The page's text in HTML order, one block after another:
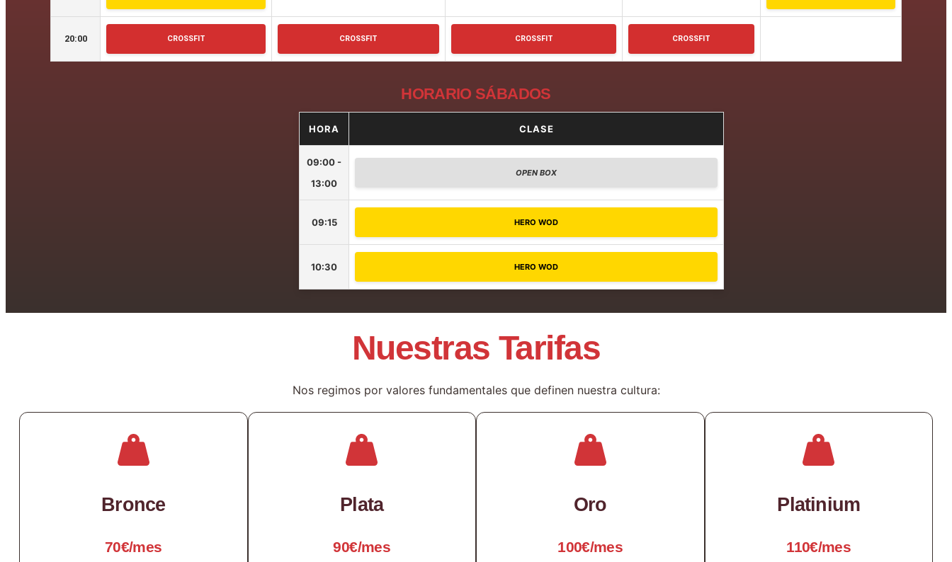
20:00 CROSSFIT CROSSFIT CROSSFIT CROSSFIT
HORARIO SÁBADOS
HORA CLASE
09:00 -
13:00
OPEN BOX
09:15 HERO WOD
10:30 HERO WOD
Nuestras Tarifas
Nos regimos por valores fundamentales que definen nuestra cultura:
Bronce
70€/mes
Plata
90€/mes
Oro
100€/mes
Platinium
110€/mes